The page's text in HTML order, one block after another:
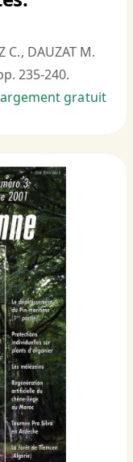
C., DAUZAT M.
235-240.
gratuit